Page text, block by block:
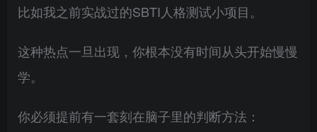
比如我之前实战过的SBTI人格测试小项目。
这种热点一旦出现，你根本没有时间从头开始慢慢
学。
你必须提前有一套刻在脑子里的判断方法：